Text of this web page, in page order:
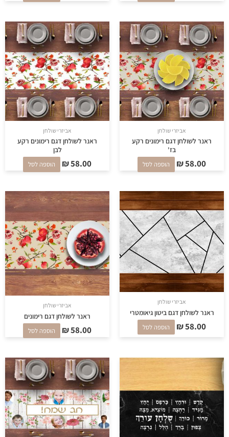
אביזרי שולחן
ראנר לשולחן דגם רימונים רקע
בז'
₪58.00 הוספה לסל
אביזרי שולחן
ראנר לשולחן דגם רימונים רקע
לבן
₪58.00 הוספה לסל
אביזרי שולחן
ראנר לשולחן דגם ביטון גיאומטרי
₪58.00 הוספה לסל
אביזרי שולחן
ראנר לשולחן דגם רימונים
₪58.00 הוספה לסל